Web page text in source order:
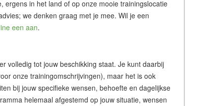
ergens in het land of op onze mooie trainingslocatie
we denken graag met je mee. Wil je een
een aan.
volledig tot jouw beschikking staat. Je kunt daarbij
onze trainingomschrijvingen), maar het is ook
bij jouw specifieke wensen, behoefte en dagelijkse
helemaal afgestemd op jouw situatie, wensen